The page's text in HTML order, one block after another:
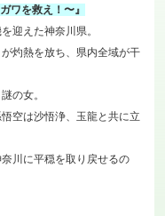
ワを救え！〜』
迎えた神奈川県。
灼熱を放ち、県内全域が干
の女。
空は沙悟浄、玉龍と共に立
川に平穏を取り戻せるの